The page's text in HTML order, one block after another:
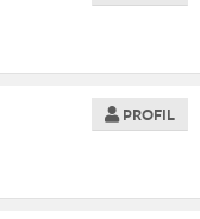
PROFIL